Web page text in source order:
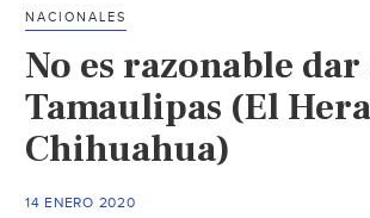
adelante
Jornada)
NACIONALES
No es razonable dar
Tamaulipas (El
Chihuahua)
14 ENERO 2020